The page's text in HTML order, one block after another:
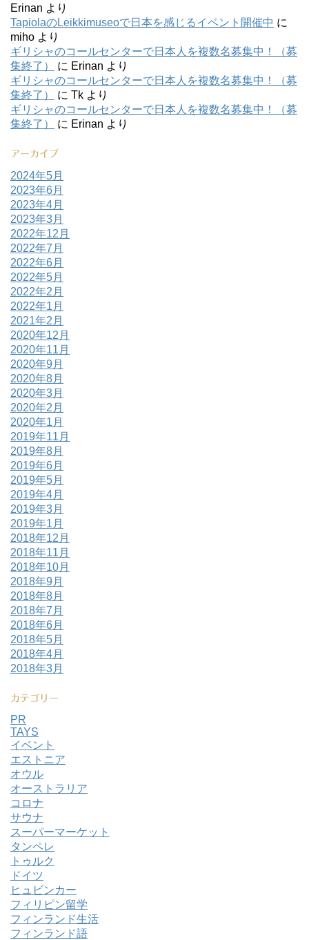
Erinan より
TapiolaのLeikkimuseoで日本を感じるイベント開催中 に
miho より
ギリシャのコールセンターで日本人を複数名募集中！（募
集終了）
に Erinan より
ギリシャのコールセンターで日本人を複数名募集中！（募
集終了）
に Tk より
ギリシャのコールセンターで日本人を複数名募集中！（募
集終了）
に Erinan より
アーカイブ
2024年5月
2023年6月
2023年4月
2023年3月
2022年12月
2022年7月
2022年6月
2022年5月
2022年2月
2022年1月
2021年2月
2020年12月
2020年11月
2020年9月
2020年8月
2020年3月
2020年2月
2020年1月
2019年11月
2019年8月
2019年6月
2019年5月
2019年4月
2019年3月
2019年1月
2018年12月
2018年11月
2018年10月
2018年9月
2018年8月
2018年7月
2018年6月
2018年5月
2018年4月
2018年3月
カテゴリー
PR
TAYS
イベント
エストニア
オウル
オーストラリア
コロナ
サウナ
スーパーマーケット
タンペレ
トゥルク
ドイツ
ヒュビンカー
フィリピン留学
フィンランド生活
フィンランド語